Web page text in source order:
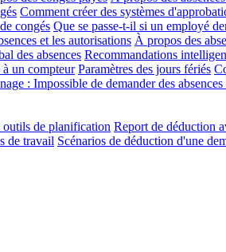
Comment créer des systèmes
congés Que se passe-t-il si un employé
et les autorisations À propos des
des absences Recommandations
un compteur Paramètres des jours fériés
: Impossible de demander des
outils de planification Report de déduction
de travail Scénarios de déduction d'une